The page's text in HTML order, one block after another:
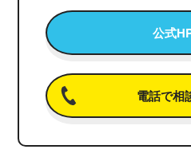
公式
電話で相